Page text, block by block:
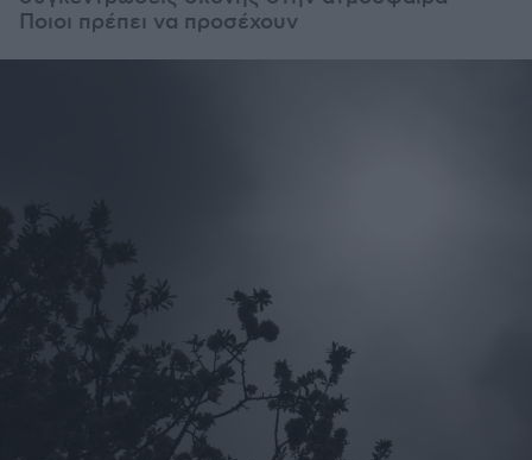
Ποιοι πρέπει να προσέχουν